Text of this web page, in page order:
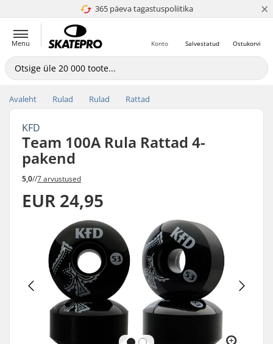
365 päeva tagastuspoliitika
4.8 paljaks 5 ×
Menu Ostukorvi
Salvestatud
Konto
Avaleht Rulad Rulad Rattad
KFD
Team 100A Rula Rattad 4-
pakend
5,0//7 arvustused
EUR 24,95